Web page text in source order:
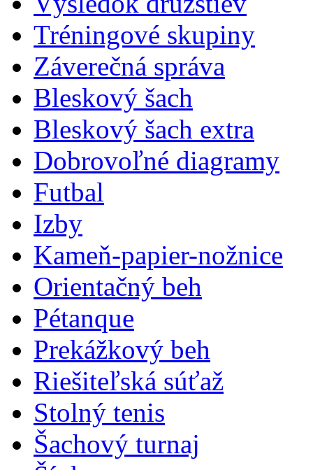
Tréningové skupiny
Záverečná správa
Bleskový šach
Bleskový šach extra
Dobrovoľné diagramy
Futbal
Izby
Kameň-papier-nožnice
Orientačný beh
Pétanque
Prekážkový beh
Riešiteľská súťaž
Stolný tenis
Šachový turnaj